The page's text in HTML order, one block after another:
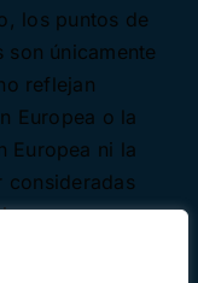
los puntos de
únicamente
reflejan
Europea o la
Europea ni la
consideradas